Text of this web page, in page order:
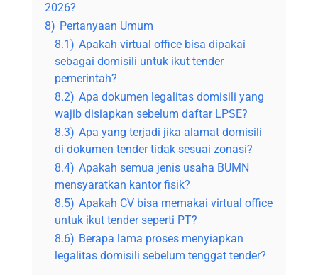
2026?
8) Pertanyaan Umum
8.1) Apakah virtual office bisa dipakai
sebagai domisili untuk ikut tender
pemerintah?
8.2) Apa dokumen legalitas domisili yang
wajib disiapkan sebelum daftar LPSE?
8.3) Apa yang terjadi jika alamat domisili
di dokumen tender tidak sesuai zonasi?
8.4) Apakah semua jenis usaha BUMN
mensyaratkan kantor fisik?
8.5) Apakah CV bisa memakai virtual office
untuk ikut tender seperti PT?
8.6) Berapa lama proses menyiapkan
legalitas domisili sebelum tenggat tender?